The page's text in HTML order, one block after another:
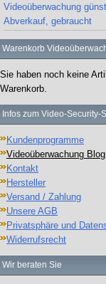
Videoüberwachung
Abverkauf, gebraucht
Warenkorb
Sie haben noch keine
Warenkorb.
Infos zum Video-Security-
Kundenprogramme
Videoüberwachung Blog
Kontakt
Hersteller
Versand / Zahlung
Unsere AGB
Privatsphäre und
Widerrufsrecht
Wir beraten Sie